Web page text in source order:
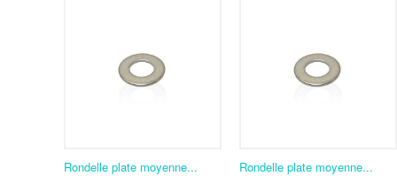
Rondelle plate moyenne... Rondelle plate moyenne...